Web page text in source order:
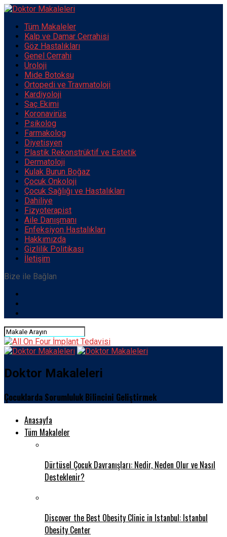
Tüm Makaleler
Kalp ve Damar Cerrahisi
Göz Hastalıkları
Genel Cerrahi
Üroloji
Mide Botoksu
Ortopedi ve Travmatoloji
Kardiyoloji
Saç Ekimi
Koronavirüs
Psikolog
Farmakolog
Diyetisyen
Plastik Rekonstrüktif ve Estetik
Dermatoloji
Kulak Burun Boğaz
Çocuk Onkoloji
Çocuk Sağlığı ve Hastalıkları
Dahiliye
Fizyoterapist
Aile Danışmanı
Enfeksiyon Hastalıkları
Hakkımızda
Gizlilik Politikası
İletişim
Bize ile Bağlan
Doktor Makaleleri
Çocuklarda Sorumluluk Bilincini Geliştirmek
Anasayfa
Tüm Makaleler
Dürtüsel Çocuk Davranışları: Nedir, Neden Olur ve Nasıl
Desteklenir?
Discover the Best Obesity Clinic in Istanbul: Istanbul
Obesity Center